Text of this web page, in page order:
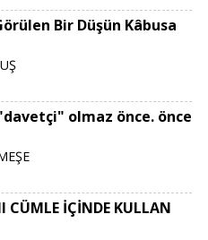
Bir Düşün Kâbusa
olmaz önce. önce
CÜMLE İÇİNDE KULLAN